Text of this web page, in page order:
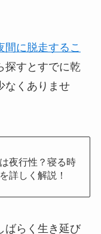
間に脱走するこ
探すとすでに乾
なくありませ
夜行性？寝る時
詳しく解説！
ばらく生き延び